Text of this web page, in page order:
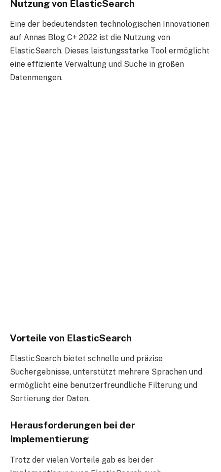
Nutzung von ElasticSearch
Eine der bedeutendsten technologischen Innovationen
auf Annas Blog C+ 2022 ist die Nutzung von
ElasticSearch. Dieses leistungsstarke Tool ermöglicht
eine effiziente Verwaltung und Suche in großen
Datenmengen.
Vorteile von ElasticSearch
ElasticSearch bietet schnelle und präzise
Suchergebnisse, unterstützt mehrere Sprachen und
ermöglicht eine benutzerfreundliche Filterung und
Sortierung der Daten.
Herausforderungen bei der
Implementierung
Trotz der vielen Vorteile gab es bei der